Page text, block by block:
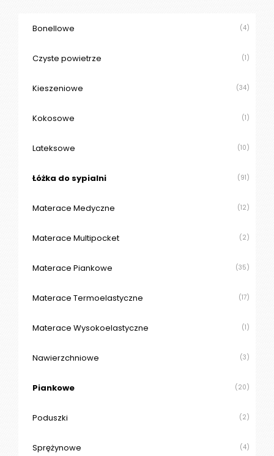
Bonellowe (4)
Czyste powietrze (1)
Kieszeniowe (34)
Kokosowe (1)
Lateksowe (10)
Łóżka do sypialni (91)
Materace Medyczne (12)
Materace Multipocket (2)
Materace Piankowe (35)
Materace Termoelastyczne (17)
Materace Wysokoelastyczne (1)
Nawierzchniowe (3)
Piankowe (20)
Poduszki (2)
Sprężynowe (4)